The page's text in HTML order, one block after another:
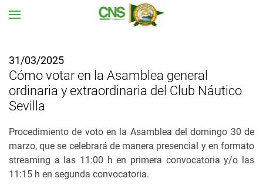
31/03/2025
Cómo votar en la Asamblea general
ordinaria y extraordinaria del Club Náutico
Sevilla
Procedimiento de voto en la Asamblea del domingo 30 de
marzo, que se celebrará de manera presencial y en formato
streaming a las 11:00 h en primera convocatoria y/o las
11:15 h en segunda convocatoria.